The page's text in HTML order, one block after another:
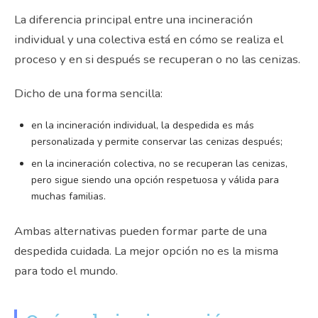
La diferencia principal entre una incineración
individual y una colectiva está en cómo se realiza el
proceso y en si después se recuperan o no las cenizas.
Dicho de una forma sencilla:
en la incineración individual, la despedida es más
personalizada y permite conservar las cenizas después;
en la incineración colectiva, no se recuperan las cenizas,
pero sigue siendo una opción respetuosa y válida para
muchas familias.
Ambas alternativas pueden formar parte de una
despedida cuidada. La mejor opción no es la misma
para todo el mundo.